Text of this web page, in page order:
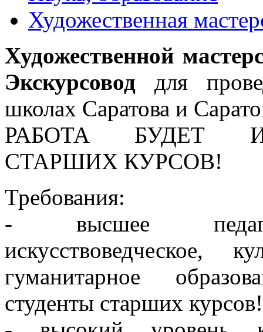
Художественная
Художественной
Экскурсовод для
школах Саратова и
РАБОТА БУДЕТ
СТАРШИХ КУРСОВ!
Требования:
- высшее
искусствоведческое,
гуманитарное
студенты старших